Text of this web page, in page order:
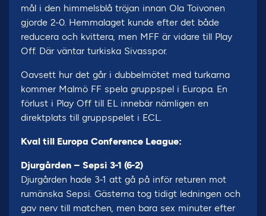
mål i den himmelsblå tröjan innan Ola Toivonen
gjorde 2-0. Hemmalaget kunde efter det både
reducera och kvittera, men MFF är vidare till Play
Off. Där väntar turkiska Sivasspor.
Oavsett hur det går i dubbelmötet med turkarna
kommer Malmö FF spela gruppspel i Europa. En
förlust i Play Off till EL innebär nämligen en
direktplats till gruppspelet i ECL.
Kval till Europa Conference League:
Djurgården – Sepsi 3-1 (6-2)
Djurgården hade 3-1 att gå på inför returen mot
rumänska Sepsi. Gästerna tog tidigt ledningen och
gav nerv till matchen, men bara sex minuter efter